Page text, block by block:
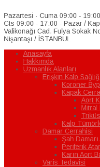
Pazartesi - Cuma 09:00 - 19:00
Cts 09:00 - 17:00 - Pazar /
Valikonağı Cad. Fulya Sokak
Nişantaşı / İSTANBUL
Anasayfa
Hakkımda
Uzmanlık Alanları
Erişkin Kalp
Koroner
Kapak
Aort
Mitral
Kalp
Damar Cerrahisi
Şah Damarı
Periferik
Karın Aort
Varis Tedavisi